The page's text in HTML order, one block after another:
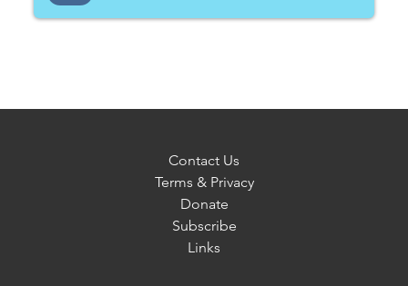
Contact Us
Terms & Privacy
Donate
Subscribe
Links